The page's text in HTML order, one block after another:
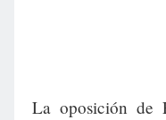
La oposición de